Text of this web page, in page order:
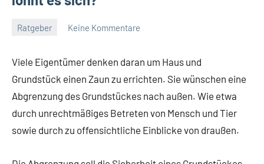
Ratgeber
2021
germedia
Keine Kommentare
Viele Eigentümer denken daran um Haus und
Grundstück einen Zaun zu errichten. Sie wünschen eine
Abgrenzung des Grundstückes nach außen. Wie etwa
durch unrechtmäßiges Betreten von Mensch und Tier
sowie durch zu offensichtliche Einblicke von draußen.